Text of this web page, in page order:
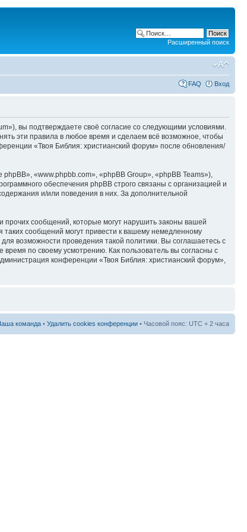
Расширенный поиск
FAQ Вход
вы подтверждаете своё согласие со следующими условиями.
эти правила в любое время и сделаем всё возможное, чтобы
«Твоя Библия: христианский форум» после обновления/
«www.phpbb.com», «phpBB Group», «phpBB Teams»),
обеспечения phpBB строго связаны с организацией и
и/или поведения в них. За дополнительной
прочих сообщений, которые могут нарушить законы вашей
сообщений могут привести к вашему немедленному
возможности проведения такой политики. Вы соглашаетесь с
по своему усмотрению. Как пользователь вы согласны с
конференции «Твоя Библия: христианский форум»,
команда • Удалить cookies конференции • Часовой пояс: UTC + 2 часа